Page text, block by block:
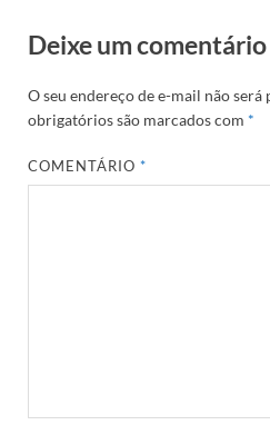
Deixe um comentário
O seu endereço de e-mail não será
obrigatórios são marcados com *
COMENTÁRIO*